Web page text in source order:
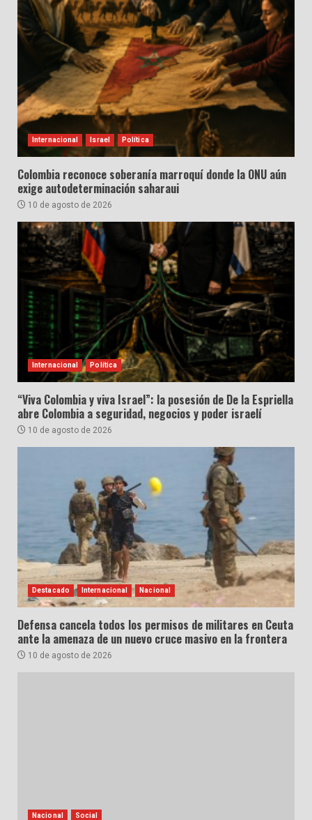
Internacional Israel Política
Colombia reconoce soberanía marroquí donde la ONU aún
exige autodeterminación saharaui
10 de agosto de 2026
Internacional Política
“Viva Colombia y viva Israel”: la posesión de De la Espriella
abre Colombia a seguridad, negocios y poder israelí
10 de agosto de 2026
Destacado Internacional Nacional
Defensa cancela todos los permisos de militares en Ceuta
ante la amenaza de un nuevo cruce masivo en la frontera
10 de agosto de 2026
Nacional Social